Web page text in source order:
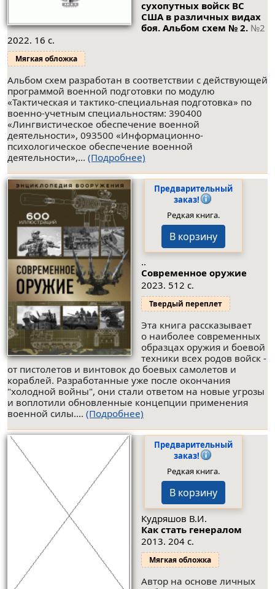
сухопутных войск ВС
США в различных видах
боя. Альбом схем № 2. №2
2022. 16 с.
Мягкая обложка
Альбом схем разработан в соответствии с действующей
программой военной подготовки по модулю
«Тактическая и тактико-специальная подготовка» по
военно-учетным специальностям: 390400
«Лингвистическое обеспечение военной
деятельности», 093500 «Информационно-
психологическое обеспечение военной
деятельности»,... (Подробнее)
Предварительный
заказ!
Редкая книга.
В корзину
..
Современное оружие
2023. 512 с.
Твердый переплет
Эта книга рассказывает
о наиболее современных
образцах оружия и боевой
техники всех родов войск -
от пистолетов и винтовок до боевых самолетов и
кораблей. Разработанные уже после окончания
"холодной войны", они стали ответом на новые угрозы
и воплотили обновленные концепции применения
военной силы.... (Подробнее)
Предварительный
заказ!
Редкая книга.
В корзину
Кудряшов В.И.
Как стать генералом
2013. 204 с.
Мягкая обложка
Автор на основе личных